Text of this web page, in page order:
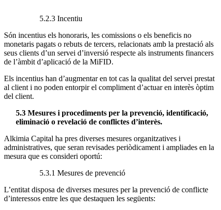
5.2.3 Incentiu
Són incentius els honoraris, les comissions o els beneficis no
monetaris pagats o rebuts de tercers, relacionats amb la prestació als
seus clients d’un servei d’inversió respecte als instruments financers
de l’àmbit d’aplicació de la MiFID.
Els incentius han d’augmentar en tot cas la qualitat del servei prestat
al client i no poden entorpir el compliment d’actuar en interès òptim
del client.
5.3 Mesures i procediments per la prevenció, identificació,
eliminació o revelació de conflictes d’interès.
Alkimia Capital ha pres diverses mesures organitzatives i
administratives, que seran revisades periòdicament i ampliades en la
mesura que es consideri oportú:
5.3.1 Mesures de prevenció
L’entitat disposa de diverses mesures per la prevenció de conflicte
d’interessos entre les que destaquen les següents: